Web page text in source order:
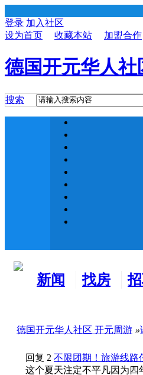
登录 加入社区
设为首页
收藏本站 加盟合作
德国开元华人社
搜索
新闻
找房
德国开元华人社区 开元周游 »
回复 2 不限团期！旅游线路
这个夏天注定不平凡因为四